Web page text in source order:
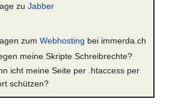
zu Jabber
zum Webhosting bei immerda.ch
meine Skripte Schreibrechte?
icht meine Seite per .htaccess per
schützen?